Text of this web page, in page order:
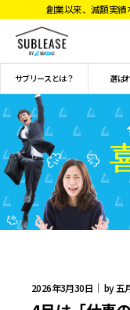
創業以来、減額実績
サブリースとは？ 選ば
2026年3月30日｜ by 五